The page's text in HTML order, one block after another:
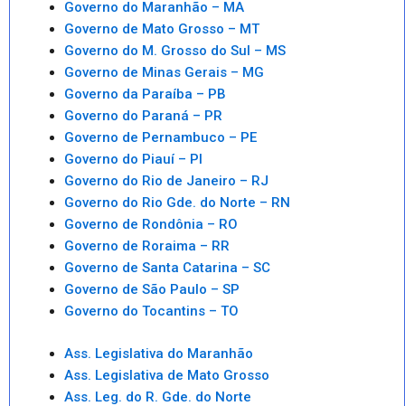
Governo do Maranhão – MA
Governo de Mato Grosso – MT
Governo do M. Grosso do Sul – MS
Governo de Minas Gerais – MG
Governo da Paraíba – PB
Governo do Paraná – PR
Governo de Pernambuco – PE
Governo do Piauí – PI
Governo do Rio de Janeiro – RJ
Governo do Rio Gde. do Norte – RN
Governo de Rondônia – RO
Governo de Roraima – RR
Governo de Santa Catarina – SC
Governo de São Paulo – SP
Governo do Tocantins – TO
Ass. Legislativa do Maranhão
Ass. Legislativa de Mato Grosso
Ass. Leg. do R. Gde. do Norte